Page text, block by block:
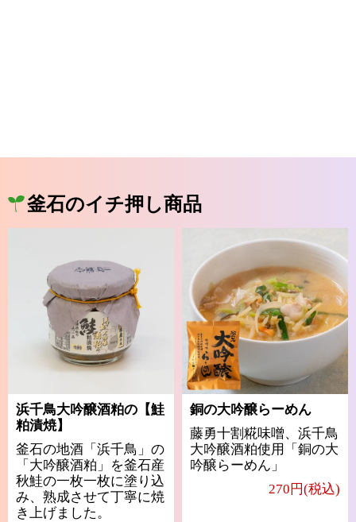
釜石のイチ押し商品
浜千鳥大吟醸酒粕の【鮭
粕漬焼】
釜石の地酒「浜千鳥」の
「大吟醸酒粕」を釜石産
秋鮭の一枚一枚に塗り込
み、熟成させて丁寧に焼
き上げました。
銅の大吟醸らーめん
藤勇十割糀味噌、浜千鳥
大吟醸酒粕使用「銅の大
吟醸らーめん」
270円(税込)